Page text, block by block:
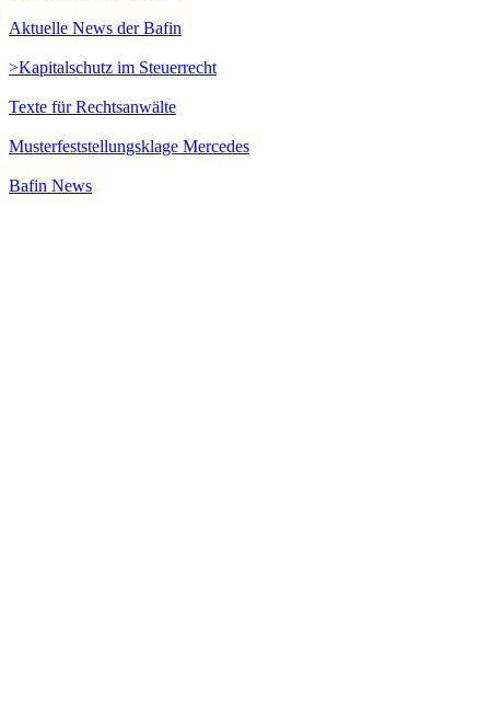
Aktuelle News der Bafin
>Kapitalschutz im Steuerrecht
Texte für Rechtsanwälte
Musterfeststellungsklage Mercedes
Bafin News